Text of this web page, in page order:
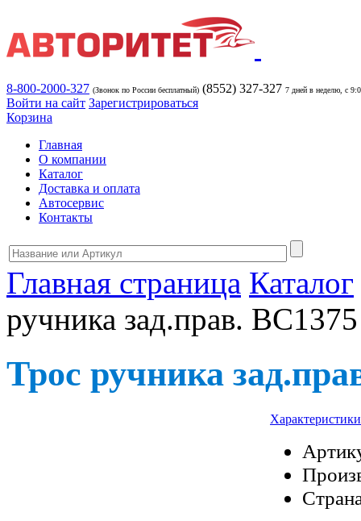
8-800-2000-327 (Звонок по России бесплатный) (8552) 327-327 7 дней в неделю, с
Войти на сайт Зарегистрироваться
Корзина
Главная
О компании
Каталог
Доставка и оплата
Автосервис
Контакты
Главная страница Каталог
ручника зад.прав. BC1375
Трос ручника
Характеристики